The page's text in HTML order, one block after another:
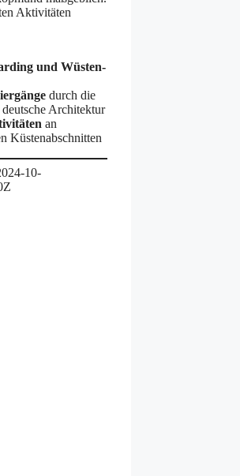
Aktivitäten
und Wüsten-
durch die
deutsche Architektur
an
Küstenabschnitten
10-